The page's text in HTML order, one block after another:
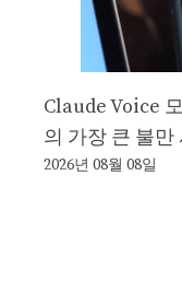
Claude Voice
의 가장 큰 불만
2026년 08월 08일